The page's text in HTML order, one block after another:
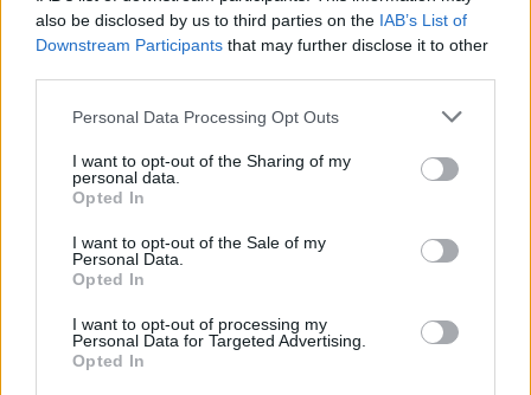
also be disclosed by us to third parties on the IAB’s List of
Downstream Participants that may further disclose it to other
Personal Data Processing Opt Outs
I want to opt-out of the Sharing of my
personal data.
Opted In
I want to opt-out of the Sale of my
Personal Data.
Opted In
I want to opt-out of processing my
Personal Data for Targeted Advertising.
Opted In
Newsroom
Ετικέτες :TripAdvisor,κριτικές τουριστών για Πάρο Νάουσα Πάρος